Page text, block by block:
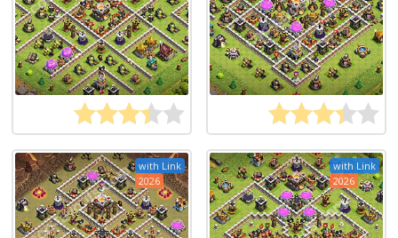
with Link
2026
with Link
2026